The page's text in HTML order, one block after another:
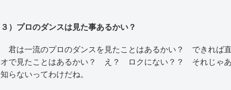
３）プロのダンスは見た事あるかい？
君は一流のプロのダンスを見たことはあるかい？ できれば
オで見たことはあるかい？ え？ ロクにない？？ それじゃあ
知らないってわけだね。